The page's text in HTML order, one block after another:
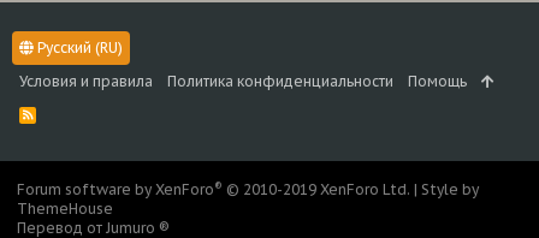
Русский (RU)
Условия и правила
Политика конфиденциальности Помощь
R
S
Forum software by XenForo® © 2010-2019 XenForo Ltd. | Style by
ThemeHouse
Перевод от Jumuro ®